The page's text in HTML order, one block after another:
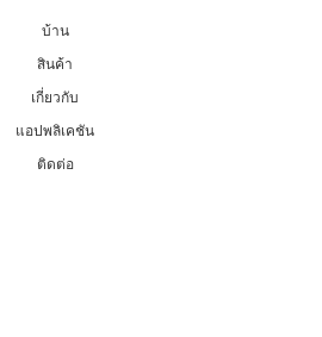
บ้าน
สินค้า
เกี่ยวกับ
แอปพลิเคชัน
ติดต่อ